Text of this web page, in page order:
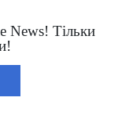
News! Тільки